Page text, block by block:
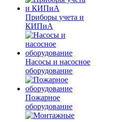
Приборы учета и
КИПиА
Насосы и насосное
оборудование
Пожарное
оборудование